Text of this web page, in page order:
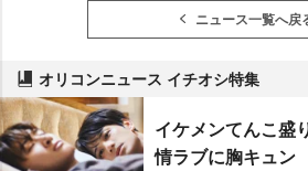
ニュース一覧へ戻
オリコンニュース イチオシ特集
イケメンてんこ盛
情ラブに胸キュン